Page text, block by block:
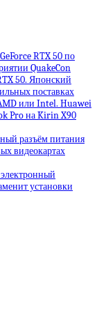
RTX 50 по
QuakeCon
50. Японский
поставках
или Intel. Huawei
Pro на Kirin X90
разъём питания
видеокартах
установки